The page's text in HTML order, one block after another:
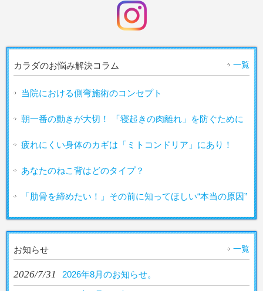
カラダのお悩み解決コラム 一覧
当院における側弯施術のコンセプト
朝一番の動きが大切！ 「寝起きの肉離れ」を防ぐために
疲れにくい身体のカギは「ミトコンドリア」にあり！
あなたのねこ背はどのタイプ？
「肋骨を締めたい！」その前に知ってほしい“本当の原因”
お知らせ 一覧
2026/7/31 2026年8月のお知らせ。